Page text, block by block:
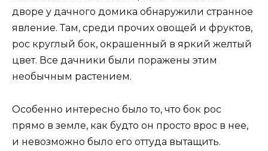
дворе у дачного домика обнаружили странное
явление. Там, среди прочих овощей и фруктов,
рос круглый бок, окрашенный в яркий желтый
цвет. Все дачники были поражены этим
необычным растением.
Особенно интересно было то, что бок рос
прямо в земле, как будто он просто врос в нее,
и невозможно было его оттуда вытащить.